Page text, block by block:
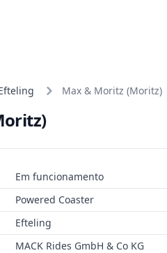
Max & Moritz (Moritz)
Em funcionamento
Powered Coaster
Efteling
MACK Rides GmbH & Co KG